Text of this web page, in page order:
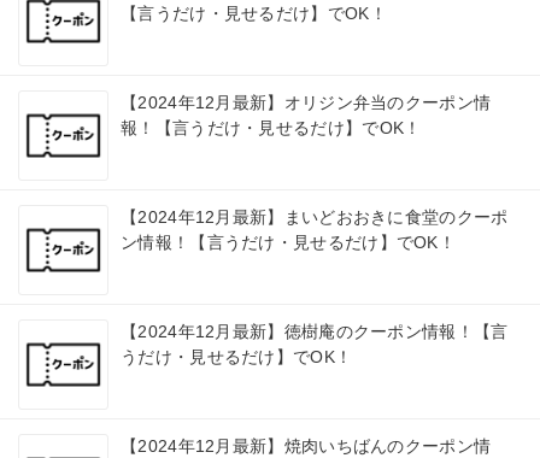
【言うだけ・見せるだけ】でOK！
【2024年12月最新】オリジン弁当のクーポン情
報！【言うだけ・見せるだけ】でOK！
【2024年12月最新】まいどおおきに食堂のクーポ
ン情報！【言うだけ・見せるだけ】でOK！
【2024年12月最新】徳樹庵のクーポン情報！【言
うだけ・見せるだけ】でOK！
【2024年12月最新】焼肉いちばんのクーポン情